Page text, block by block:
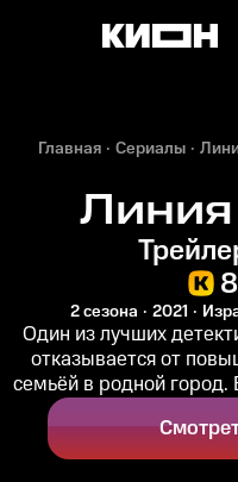
Главная Сериалы
Линия
2 сезона 2021
Один из лучших
отказывается от
семьёй в родной